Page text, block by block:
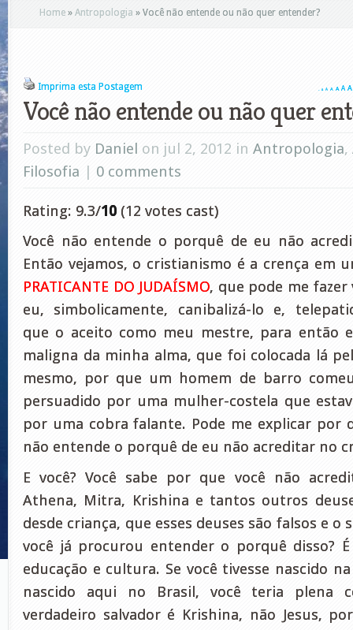
Home » Antropologia » Você não entende ou não quer entender?
Imprima esta Postagem A A A A A A A
Você não entende ou não quer
Posted by Daniel on jul 2, 2012 in Antropologia,
Filosofia | 0 comments
Rating: 9.3/10 (12 votes cast)
Você não entende o porquê de eu não
Então vejamos, o cristianismo é a crença em
PRATICANTE DO JUDAÍSMO, que pode me
eu, simbolicamente, canibalizá-lo e,
que o aceito como meu mestre, para então
maligna da minha alma, que foi colocada lá
mesmo, por que um homem de barro
persuadido por uma mulher-costela que
por uma cobra falante. Pode me explicar por
não entende o porquê de eu não acreditar no
E você? Você sabe por que você não
Athena, Mitra, Krishina e tantos outros
desde criança, que esses deuses são falsos e o
você já procurou entender o porquê disso?
educação e cultura. Se você tivesse nascido
nascido aqui no Brasil, você teria plena
verdadeiro salvador é Krishina, não Jesus,